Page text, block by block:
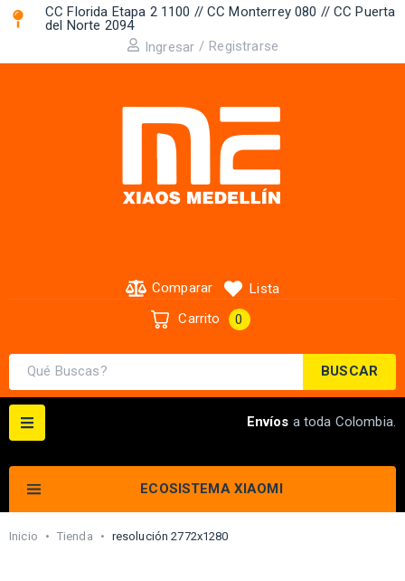
CC Florida Etapa 2 1100 // CC Monterrey 080 // CC Puerta
del Norte 2094 ​
Ingresar / Registrarse
BUSCAR
Comparar
Lista
Carrito
0
ECOSISTEMA XIAOMI
Envíos a toda Colombia.
Inicio • Tienda • resolución 2772x1280